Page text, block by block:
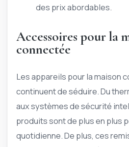
des prix abordables.
Accessoires pour la
connectée
Les appareils pour la maison
continuent de séduire. Du
aux systèmes de sécurité
produits sont de plus en plus
quotidienne. De plus, ces